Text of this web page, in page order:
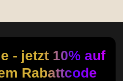
- jetzt 10% auf
Rabattcode